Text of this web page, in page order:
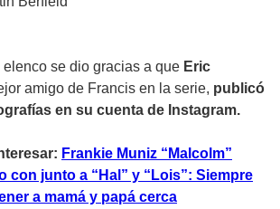
elenco se dio gracias a que Eric
amigo de Francis en la serie, publicó
en su cuenta de Instagram.
Frankie Muniz “Malcolm”
con junto a “Hal” y “Lois”: Siempre
a mamá y papá cerca